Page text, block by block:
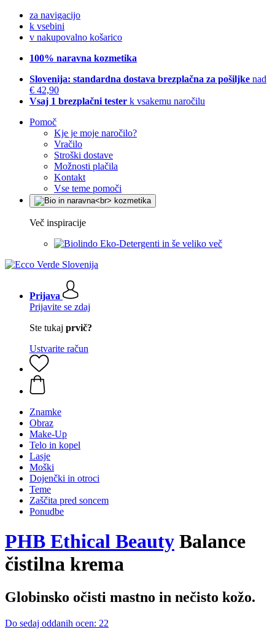
za navigacijo
k vsebini
v nakupovalno košarico
100% naravna kozmetika
Slovenija: standardna dostava brezplačna za pošiljke nad
€ 42,90
Vsaj 1 brezplačni tester k vsakemu naročilu
Pomoč
Kje je moje naročilo?
Vračilo
Stroški dostave
Možnosti plačila
Kontakt
Vse teme pomoči
Več inspiracije
Eko-Detergenti in še veliko več
Prijava
Prijavite se zdaj
Ste tukaj prvič?
Ustvarite račun
Znamke
Obraz
Make-Up
Telo in kopel
Lasje
Moški
Dojenčki in otroci
Teme
Zaščita pred soncem
Ponudbe
PHB Ethical Beauty Balance
čistilna krema
Globinsko očisti mastno in nečisto kožo.
Do sedaj oddanih ocen: 22